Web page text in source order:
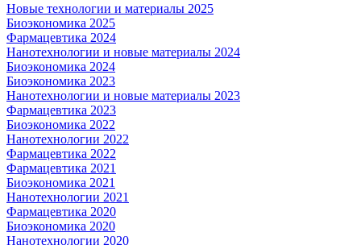
Новые технологии и материалы 2025
Биоэкономика 2025
Фармацевтика 2024
Нанотехнологии и новые материалы 2024
Биоэкономика 2024
Биоэкономика 2023
Нанотехнологии и новые материалы 2023
Фармацевтика 2023
Биоэкономика 2022
Нанотехнологии 2022
Фармацевтика 2022
Фармацевтика 2021
Биоэкономика 2021
Нанотехнологии 2021
Фармацевтика 2020
Биоэкономика 2020
Нанотехнологии 2020